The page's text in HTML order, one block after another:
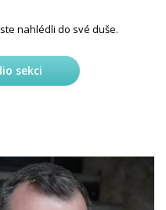
nahlédli do své duše.
sekci